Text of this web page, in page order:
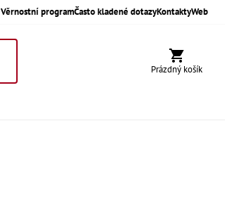
Věrnostní programČasto kladené dotazyKontaktyWeb
Nákupní
Prázdný košík